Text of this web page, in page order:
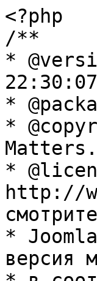
<?php
/**
*
*
*
*
http://
*
версия